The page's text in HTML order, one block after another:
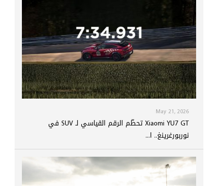
May 21, 2026
Xiaomi YU7 GT تحطّم الرقم القياسي لـ SUV في
نوربورغرينغ.. ا...